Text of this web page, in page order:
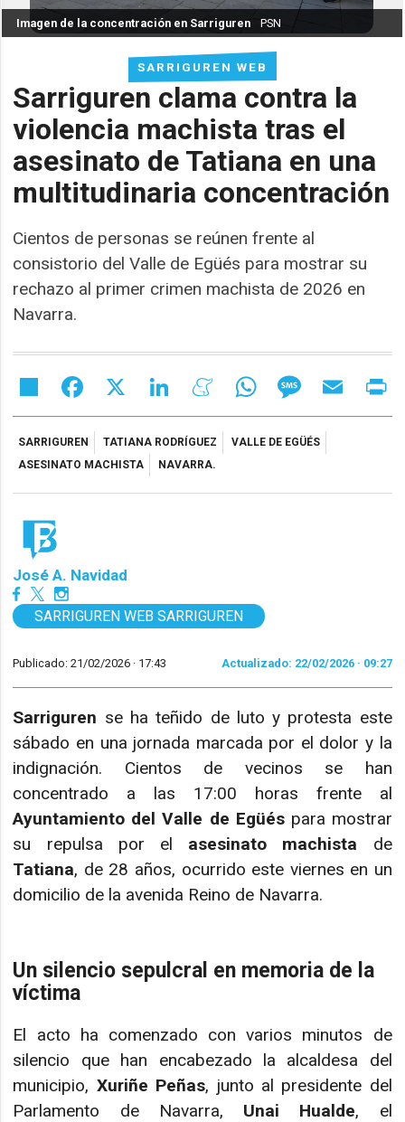
SARRIGUREN WEB
Sarriguren clama contra la
violencia machista tras el
asesinato de Tatiana en una
multitudinaria concentración
Cientos de personas se reúnen frente al
consistorio del Valle de Egüés para mostrar su
rechazo al primer crimen machista de 2026 en
Navarra.
Imagen de la concentración en Sarriguren PSN
Share Facebook LinkedIn MeneameWhatsAppMessageEmail
SARRIGUREN TATIANA RODRÍGUEZ
VALLE DE EGÜÉS
ASESINATO MACHISTA
NAVARRA.
José A. Navidad
SARRIGUREN WEB SARRIGUREN
Publicado: 21/02/2026 · 17:43 Actualizado: 22/02/2026 · 09:27
Sarriguren se ha teñido de luto y protesta este
sábado en una jornada marcada por el dolor y la
indignación. Cientos de vecinos se han
concentrado a las 17:00 horas frente al
Ayuntamiento del Valle de Egüéspara mostrar
su repulsa por el asesinato machista de
Tatiana, de 28 años, ocurrido este viernes en un
domicilio de la avenida Reino de Navarra.
Un silencio sepulcral en memoria de la
víctima
El acto ha comenzado con varios minutos de
silencio que han encabezado la alcaldesa del
municipio, Xuriñe Peñas, junto al presidente del
Parlamento de Navarra, Unai Hualde, el